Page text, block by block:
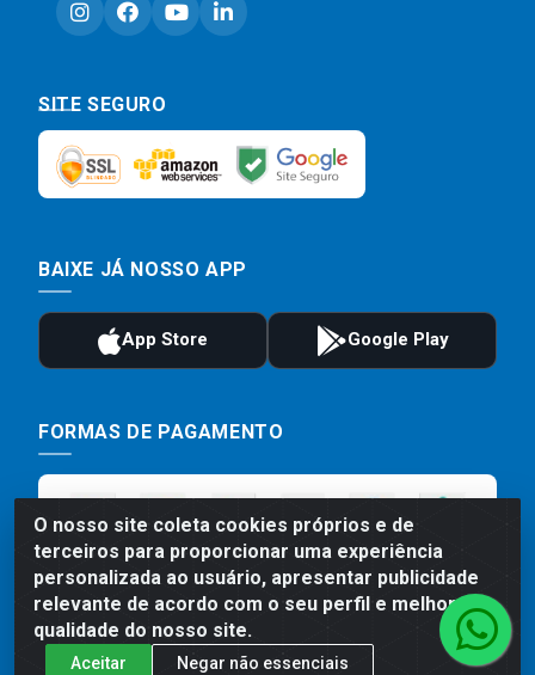
O nosso site coleta cookies próprios e de
terceiros para proporcionar uma experiência
personalizada ao usuário, apresentar publicidade
relevante de acordo com o seu perfil e melhorar a
qualidade do nosso site.
Aceitar Negar não essenciais
SITE SEGURO
BAIXE JÁ NOSSO APP
FORMAS DE PAGAMENTO